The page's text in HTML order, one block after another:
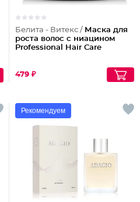
Белита - Витекс / Маска для
роста волос с ниацином
Professional Hair Care
479 ₽
Рекомендуем